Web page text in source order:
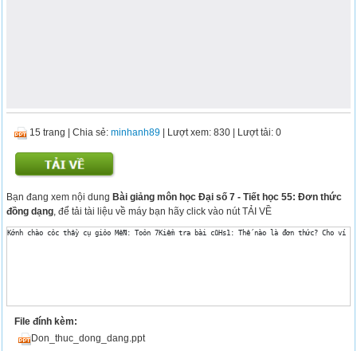
15 trang |Chia sẻ:minhanh89 | Lượt xem: 830 | Lượt tải: 0
Bạn đang xem nội dungBài giảng môn học Đại số 7 - Tiết học 55: Đơn thức
đồng dạng , để tải tài liệu về máy bạn hãy click vào nút TẢI VỀ
File đính kèm:
Don_thuc_dong_dang.ppt